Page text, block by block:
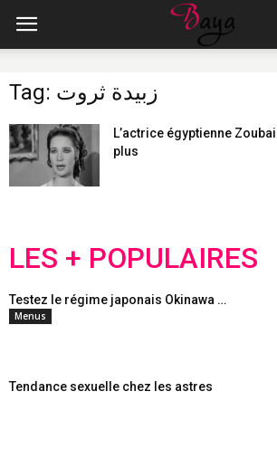
Tag: زبيدة ثروت
L’actrice égyptienne
plus
LES + POPULAIRES
Testez le régime japonais Okinawa …
Menus
Tendance sexuelle chez les astres